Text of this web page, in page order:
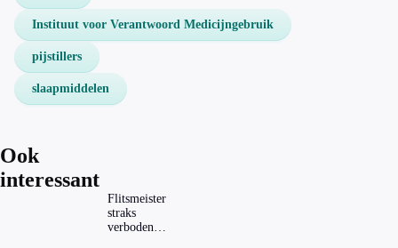
Instituut voor Verantwoord Medicijngebruik
pijstillers
slaapmiddelen
Ook
interessant
Flitsmeister
straks
verboden?